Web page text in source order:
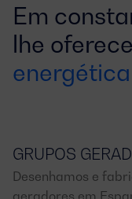
Em
lhe
GRUPOS
Desenhamos e
geradores em